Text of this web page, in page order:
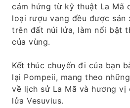
cảm hứng từ kỹ thuật La Mã
loại rượu vang đều được
trên đất núi lửa, làm nổi bật
của vùng.
Kết thúc chuyến đi của bạn
lại Pompeii, mang theo
về lịch sử La Mã và hương vị
lửa Vesuvius.